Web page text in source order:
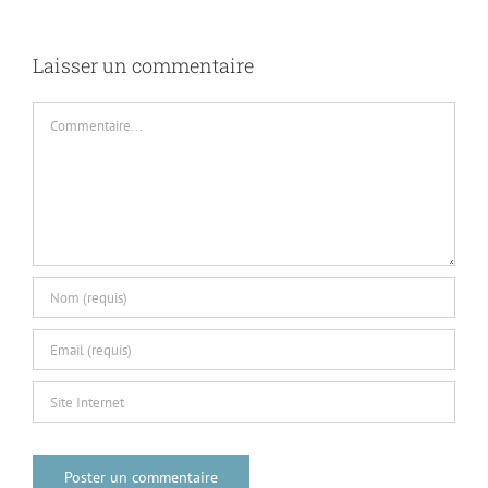
Laisser un commentaire